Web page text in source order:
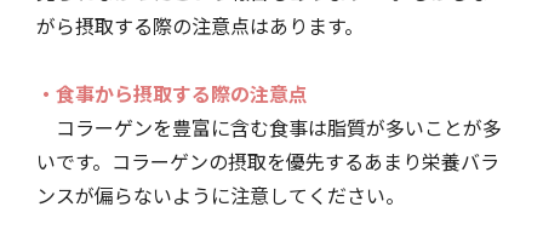
がら摂取する際の注意点はあります。
・食事から摂取する際の注意点
コラーゲンを豊富に含む食事は脂質が多いことが多
いです。コラーゲンの摂取を優先するあまり栄養バラ
ンスが偏らないように注意してください。